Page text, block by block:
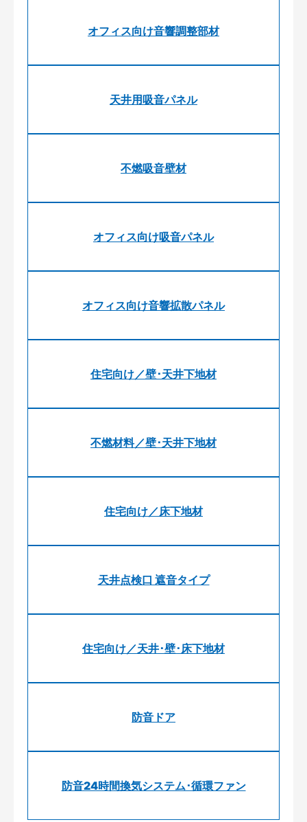
オフィス向け音響調整部材
天井用吸音パネル
不燃吸音壁材
オフィス向け吸音パネル
オフィス向け音響拡散パネル
住宅向け／壁･天井下地材
不燃材料／壁･天井下地材
住宅向け／床下地材
天井点検口 遮音タイプ
住宅向け／天井･壁･床下地材
防音ドア
防音24時間換気システム･循環ファン